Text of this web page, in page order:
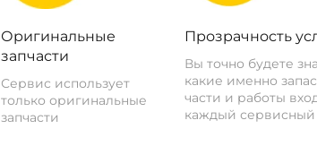
Оригинальные
запчасти
Сервис использует
только оригинальные
запчасти
Прозрачность
Вы точно будете
какие именно
части и работы
каждый сервисный